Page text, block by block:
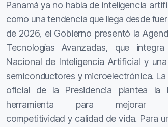
Panamá ya no habla de inteligencia
como una tendencia que llega desde
de 2026, el Gobierno presentó la
Tecnologías Avanzadas, que
Nacional de Inteligencia Artificial y
semiconductores y microelectrónica.
oficial de la Presidencia plantea la
herramienta para mejorar
competitividad y calidad de vida. Para